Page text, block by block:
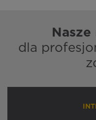
Nasze
dla